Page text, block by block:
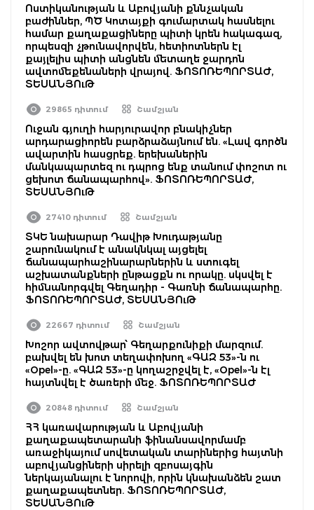
Ոստիկանության և Աբովյանի քննչական
բաժիններ, ՊԾ Կոտայքի գումարտակ հասնելու
համար քաղաքացիները պիտի կրեն հակագազ,
որպեսզի չթունավորվեն, հետիոտներն էլ
քայլելիս պիտի անցնեն մետաղե ջարդոն
ավտոմեքենաների վրայով. ՖՈՏՈՌԵՊՈՐՏԱԺ,
ՏԵՍԱՆՅՈւԹ
29865 դիտում Շամշյան
Ուջան գյուղի հարյուրավոր բնակիչներ
արդարացիորեն բարձրաձայնում են. «Լավ գործն
ավարտին հասցրեք. երեխաներին
մանկապարտեզ ու դպրոց ենք տանում փոշոտ ու
ցեխոտ ճանապարհով». ՖՈՏՈՌԵՊՈՐՏԱԺ,
ՏԵՍԱՆՅՈւԹ
27410 դիտում Շամշյան
ՏԿԵ նախարար Դավիթ Խուդաթյանը
շարունակում է անակնկալ այցելել
ճանապարհաշինարարներին և ստուգել
աշխատանքների ընթացքն ու որակը. սկսվել է
հիմնանորգվել Գեղադիր - Գառնի ճանապարհը.
ՖՈՏՈՌԵՊՈՐՏԱԺ, ՏԵՍԱՆՅՈւԹ
22667 դիտում Շամշյան
Խոշոր ավտովթար՝ Գեղարքունիքի մարզում.
բախվել են խոտ տեղափոխող «ԳԱԶ 53»-ն ու
«Opel»-ը. «ԳԱԶ 53»-ը կողաշրջվել է, «Opel»-ն էլ
հայտնվել է ծառերի մեջ. ՖՈՏՈՌԵՊՈՐՏԱԺ
20848 դիտում Շամշյան
ՀՀ կառավարության և Աբովյանի
քաղաքապետարանի ֆինանսավորմամբ
առաջիկայում սովետական տարիներից հայտնի
աբովյանցիների սիրելի զբոսայգին
ներկայանալու է նորովի, որին կնախանձեն շատ
քաղաքապետներ. ՖՈՏՈՌԵՊՈՐՏԱԺ,
ՏԵՍԱՆՅՈւԹ